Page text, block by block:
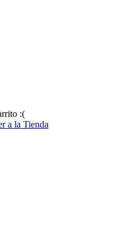
:(
a la Tienda